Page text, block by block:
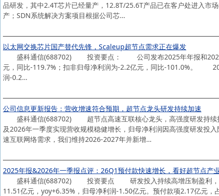
品研发，其中2.4T芯片已经量产，12.8T/25.6T产品已在客户处进入市
产；SDN系统解决方案项目根据公司芯…
以太网交换芯片国产替代先锋，Scaleup超节点需求正在爆发
盛科通信(688702) 投资要点： 公司发布2025年年报和2026年
元，同比-119.7%；扣非归母净利润为-2.2亿元，同比-101.0%。
润-0.2…
公司信息更新报告：营收增速符合预期，超节点龙头研发持续加速
盛科通信(688702) 超节点高速互联核心龙头，高强度研发持续
及2026年一季度实现营收规模稳健增长，归母净利润因高强度研发投
速互联网络需求，我们维持2026-2027年并新增…
2025年报&2026年一季报点评：26Q1预付款快速增长，看好超节点产
盛科通信(688702) 投资要点 研发投入持续高增压制盈利，预
11.51亿元，yoy+6.35%，归母净利润-1.50亿元。预付款项2.17亿元